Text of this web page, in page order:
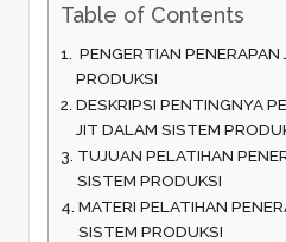
Table of Contents
PENGERTIAN
PRODUKSI
DESKRIPSI PENTINGNYA
JIT DALAM SISTEM
TUJUAN PELATIHAN
SISTEM PRODUKSI
MATERI PELATIHAN
SISTEM PRODUKSI